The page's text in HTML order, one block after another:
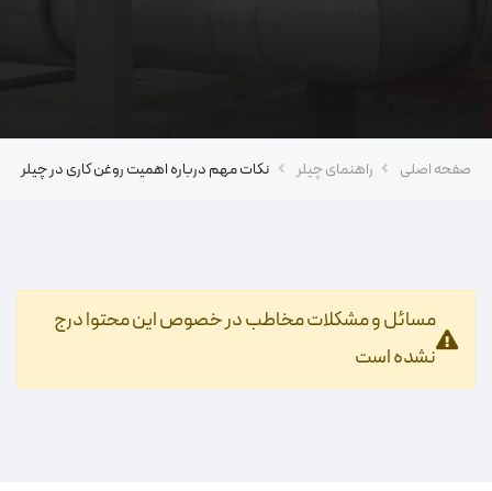
صفحه اصلی راهنمای چیلر نکات مهم درباره اهمیت روغن کاری در چیلر
مسائل و مشکلات مخاطب در خصوص این محتوا درج
نشده است